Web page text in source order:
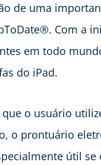
de uma
Com a
em todo
do iPad.
o usuário
o prontuário
útil